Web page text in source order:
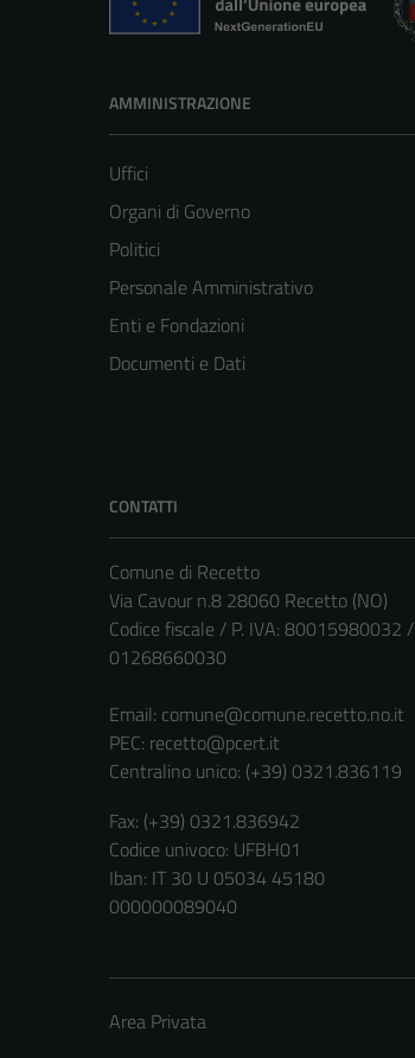
AMMINISTRAZIONE
Uffici
Organi di Governo
Politici
Personale Amministrativo
Enti e Fondazioni
Documenti e Dati
CONTATTI
Comune di Recetto
Via Cavour n.8 28060 Recetto (NO)
Codice fiscale / P. IVA: 80015980032 /
01268660030
Email: comune@comune.recetto.no.it
PEC: recetto@pcert.it
Centralino unico: (+39) 0321.836119
Fax: (+39) 0321.836942
Codice univoco: UFBH01
Iban: IT 30 U 05034 45180
000000089040
Area Privata